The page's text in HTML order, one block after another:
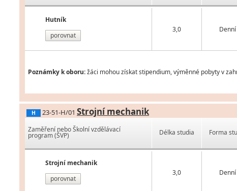
Hutník
porovnat
3,0 Denní
Poznámky k oboru:žáci mohou získat stipendium, výměnné pobyty v
H 23-51-H/01 Strojní mechanik
Zaměření nebo Školní vzdělávací
program (ŠVP)
Strojní mechanik
porovnat
Délka studia Forma
3,0 Denní